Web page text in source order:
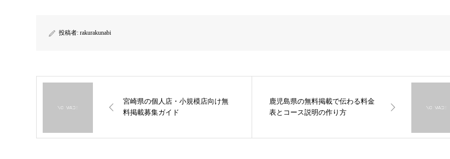
投稿者: rakurakunabi
宮崎県の個人店・小規模店向け無
料掲載募集ガイド
鹿児島県の無料掲載で伝わる料金
表とコース説明の作り方